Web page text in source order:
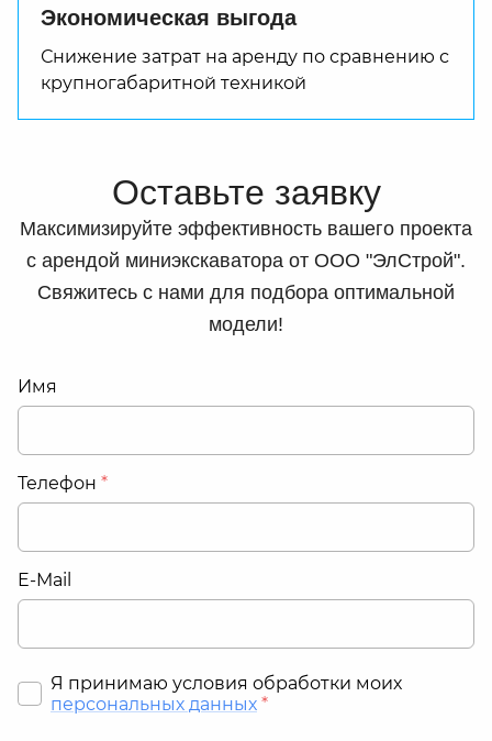
Экономическая выгода
Снижение затрат на аренду по сравнению с
крупногабаритной техникой
Оставьте заявку
Максимизируйте эффективность вашего проекта
с арендой миниэкскаватора от ООО "ЭлСтрой".
Свяжитесь с нами для подбора оптимальной
модели!
Имя
Телефон *
E-Mail
Я принимаю условия обработки моих
персональных данных *